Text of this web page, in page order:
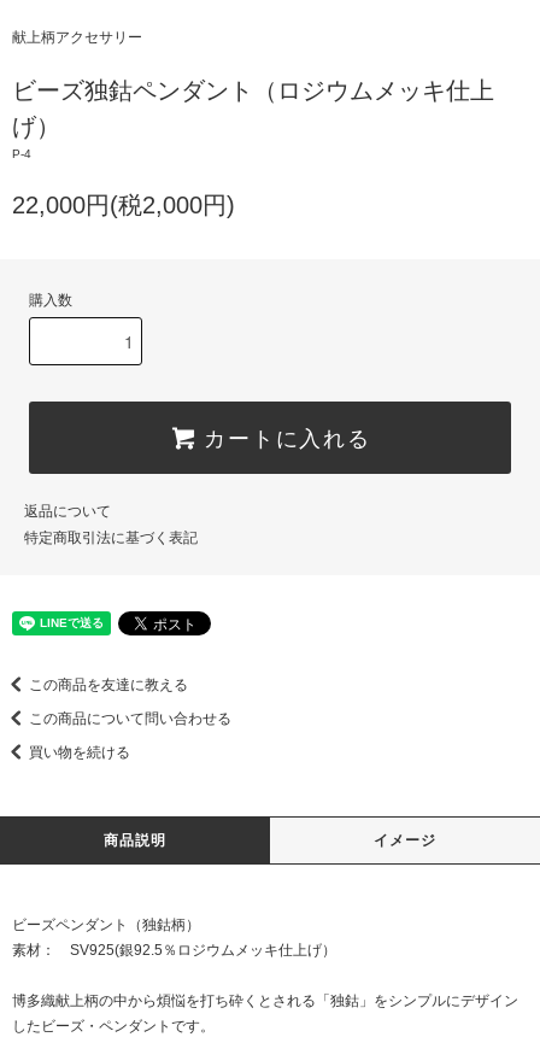
献上柄アクセサリー
ビーズ独鈷ペンダント（ロジウムメッキ仕上
げ）
P-4
22,000円(税2,000円)
購入数
カートに入れる
返品について
特定商取引法に基づく表記
この商品を友達に教える
この商品について問い合わせる
買い物を続ける
商品説明 イメージ
ビーズペンダント（独鈷柄）
素材： SV925(銀92.5％ロジウムメッキ仕上げ）
博多織献上柄の中から煩悩を打ち砕くとされる「独鈷」をシンプルにデザイン
したビーズ・ペンダントです。